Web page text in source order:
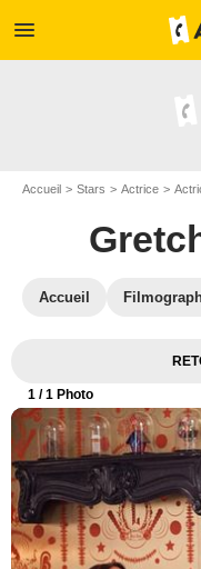
menu
Accueil Stars Actrice
Accueil
1 / 1 Photo